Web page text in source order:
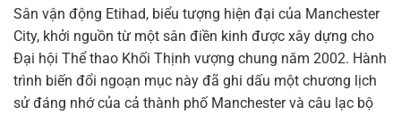
Sân vận động Etihad, biểu tượng hiện đại của Manchester
City, khởi nguồn từ một sân điền kinh được xây dựng cho
Đại hội Thể thao Khối Thịnh vượng chung năm 2002. Hành
trình biến đổi ngoạn mục này đã ghi dấu một chương lịch
sử đáng nhớ của cả thành phố Manchester và câu lạc bộ